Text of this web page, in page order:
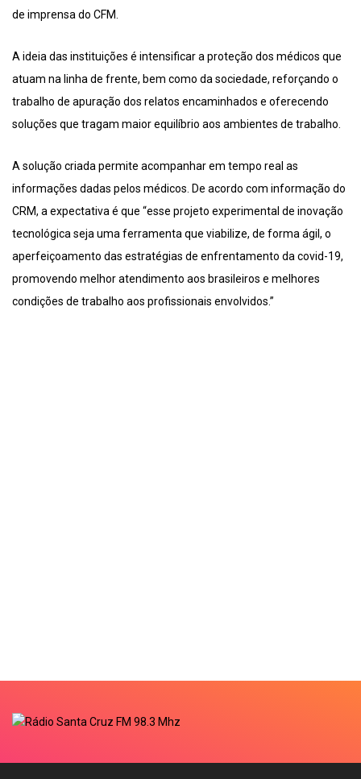
de imprensa do CFM.
A ideia das instituições é intensificar a proteção dos médicos que
atuam na linha de frente, bem como da sociedade, reforçando o
trabalho de apuração dos relatos encaminhados e oferecendo
soluções que tragam maior equilíbrio aos ambientes de trabalho.
A solução criada permite acompanhar em tempo real as
informações dadas pelos médicos. De acordo com informação do
CRM, a expectativa é que “esse projeto experimental de inovação
tecnológica seja uma ferramenta que viabilize, de forma ágil, o
aperfeiçoamento das estratégias de enfrentamento da covid-19,
promovendo melhor atendimento aos brasileiros e melhores
condições de trabalho aos profissionais envolvidos.”